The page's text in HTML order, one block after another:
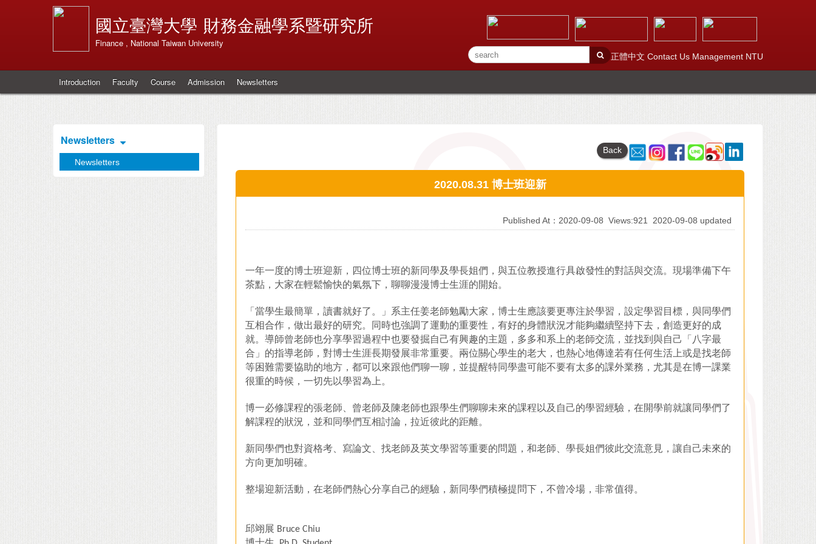
國立臺灣大學 財務金融學系暨研究所
Finance , National Taiwan University
正體中文 Contact Us Management NTU
Introduction Faculty Course Admission Newsletters
Newsletters
Newsletters
Back
2020.08.31 博士班迎新
Published At：2020-09-08 Views:921 2020-09-08 updated
一年一度的博士班迎新，四位博士班的新同學及學長姐們，與五位教授進行具啟發性的對話與交流。現場準備下午
茶點，大家在輕鬆愉快的氣氛下，聊聊漫漫博士生涯的開始。
「當學生最簡單，讀書就好了。」系主任姜老師勉勵大家，博士生應該要更專注於學習，設定學習目標，與同學們
互相合作，做出最好的研究。同時也強調了運動的重要性，有好的身體狀況才能夠繼續堅持下去，創造更好的成
就。導師曾老師也分享學習過程中也要發掘自己有興趣的主題，多多和系上的老師交流，並找到與自己「八字最
合」的指導老師，對博士生涯長期發展非常重要。兩位關心學生的老大，也熱心地傳達若有任何生活上或是找老師
等困難需要協助的地方，都可以來跟他們聊一聊，並提醒特同學盡可能不要有太多的課外業務，尤其是在博一課業
很重的時候，一切先以學習為上。
博一必修課程的張老師、曾老師及陳老師也跟學生們聊聊未來的課程以及自己的學習經驗，在開學前就讓同學們了
解課程的狀況，並和同學們互相討論，拉近彼此的距離。
新同學們也對資格考、寫論文、找老師及英文學習等重要的問題，和老師、學長姐們彼此交流意見，讓自己未來的
方向更加明確。
整場迎新活動，在老師們熱心分享自己的經驗，新同學們積極提問下，不曾冷場，非常值得。
邱翊展 Bruce Chiu